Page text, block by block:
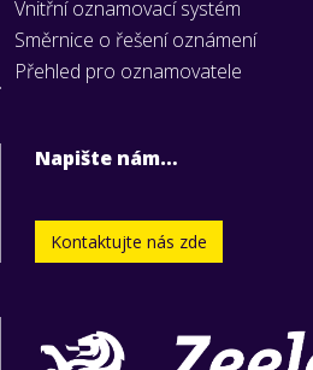
Vnitřní oznamovací systém
Směrnice o řešení oznámení
Přehled pro oznamovatele
Napište nám…
Kontaktujte nás zde